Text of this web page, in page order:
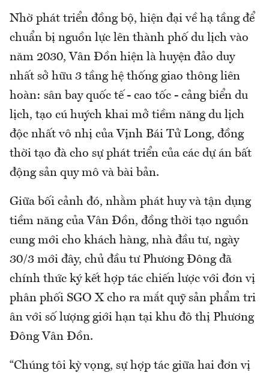
Nhờ phát triển đồng bộ, hiện đại về hạ tầng để
chuẩn bị nguồn lực lên thành phố du lịch vào
năm 2030, Vân Đồn hiện là huyện đảo duy
nhất sở hữu 3 tầng hệ thống giao thông liên
hoàn: sân bay quốc tế - cao tốc - cảng biển du
lịch, tạo cú huých khai mở tiềm năng du lịch
độc nhất vô nhị của Vịnh Bái Tử Long, đồng
thời tạo đà cho sự phát triển của các dự án bất
động sản quy mô và bài bản.
Giữa bối cảnh đó, nhằm phát huy và tận dụng
tiềm năng của Vân Đồn, đồng thời tạo nguồn
cung mới cho khách hàng, nhà đầu tư, ngày
30/3 mới đây, chủ đầu tư Phương Đông đã
chính thức ký kết hợp tác chiến lược với đơn vị
phân phối SGO X cho ra mắt quỹ sản phẩm tri
ân với số lượng giới hạn tại khu đô thị Phương
Đông Vân Đồn.
“Chúng tôi kỳ vọng, sự hợp tác giữa hai đơn vị